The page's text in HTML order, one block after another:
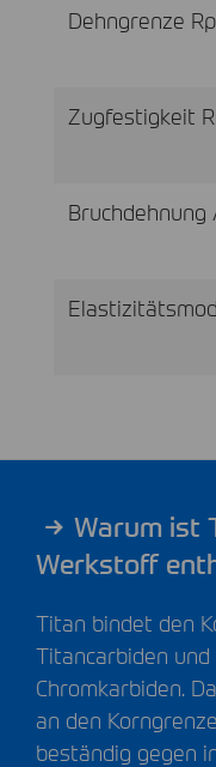
Dehngrenze
Zugfestigkeit
Bruchdehnung
Warum ist
Werkstoff
Titan bindet den
Titancarbiden
Chromkarbiden.
an den
beständig gegen